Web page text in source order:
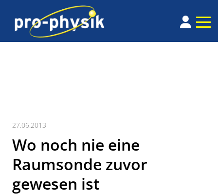
27.06.2013
Wo noch nie eine
Raumsonde zuvor
gewesen ist